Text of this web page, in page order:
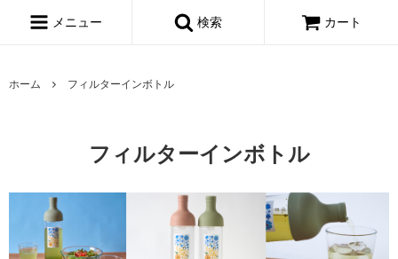
メニュー 検索 カート
ホーム フィルターインボトル
フィルターインボトル